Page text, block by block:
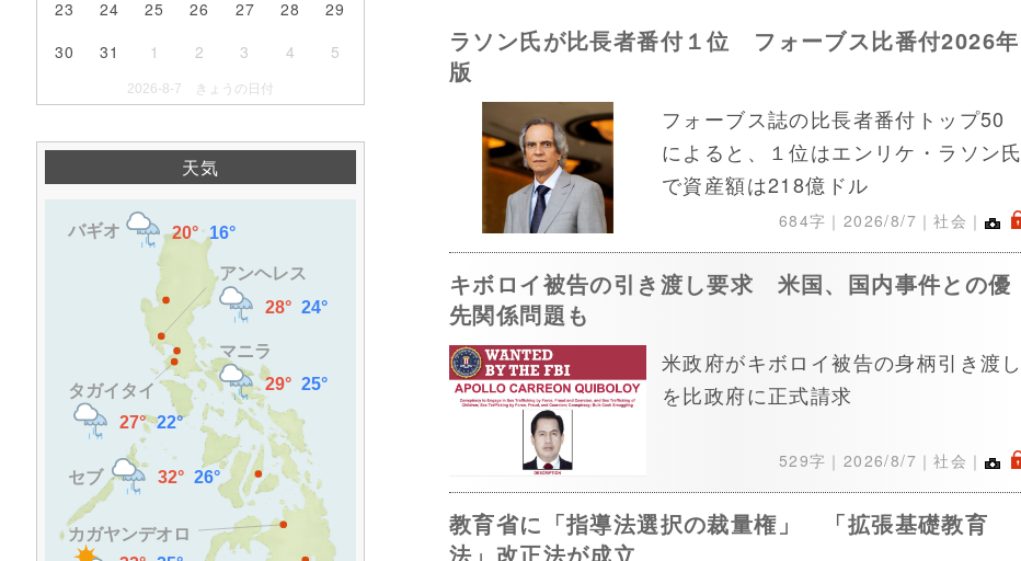
23
24 25 26 27 28
29
30
31 1 2 3 4 5
2026-8-7 きょうの日付
天気
ラソン氏が比長者番付１位 フォーブス比番付2026年
版
フォーブス誌の比長者番付トップ50
によると、１位はエンリケ・ラソン氏
で資産額は218億ドル
684字｜ 2026/8/7 ｜社会｜ .
キボロイ被告の引き渡し要求 米国、国内事件との優
先関係問題も
米政府がキボロイ被告の身柄引き渡し
を比政府に正式請求
529字｜ 2026/8/7 ｜社会｜ .
教育省に「指導法選択の裁量権」 「拡張基礎教育
法」改正法が成立